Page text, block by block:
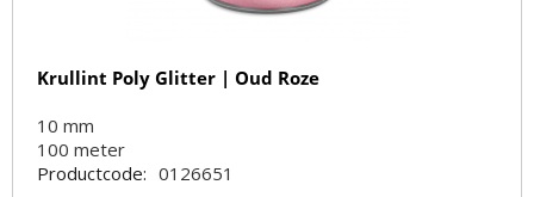
Krullint Poly Glitter | Oud Roze
10 mm
100 meter
Productcode: 0126651